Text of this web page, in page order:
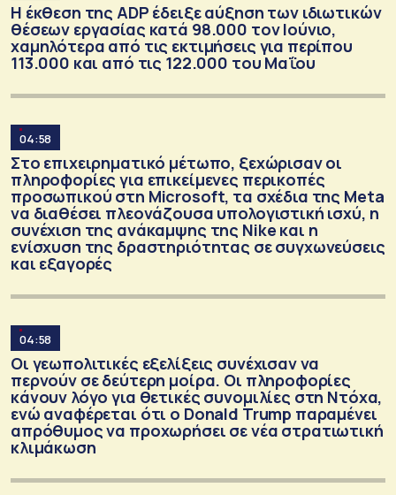
Η έκθεση της ADP έδειξε αύξηση των ιδιωτικών
θέσεων εργασίας κατά 98.000 τον Ιούνιο,
χαμηλότερα από τις εκτιμήσεις για περίπου
113.000 και από τις 122.000 του Μαΐου
04:58
Στο επιχειρηματικό μέτωπο, ξεχώρισαν οι
πληροφορίες για επικείμενες περικοπές
προσωπικού στη Microsoft, τα σχέδια της Meta
να διαθέσει πλεονάζουσα υπολογιστική ισχύ, η
συνέχιση της ανάκαμψης της Nike και η
ενίσχυση της δραστηριότητας σε συγχωνεύσεις
και εξαγορές
04:58
Οι γεωπολιτικές εξελίξεις συνέχισαν να
περνούν σε δεύτερη μοίρα. Οι πληροφορίες
κάνουν λόγο για θετικές συνομιλίες στη Ντόχα,
ενώ αναφέρεται ότι ο Donald Trump παραμένει
απρόθυμος να προχωρήσει σε νέα στρατιωτική
κλιμάκωση